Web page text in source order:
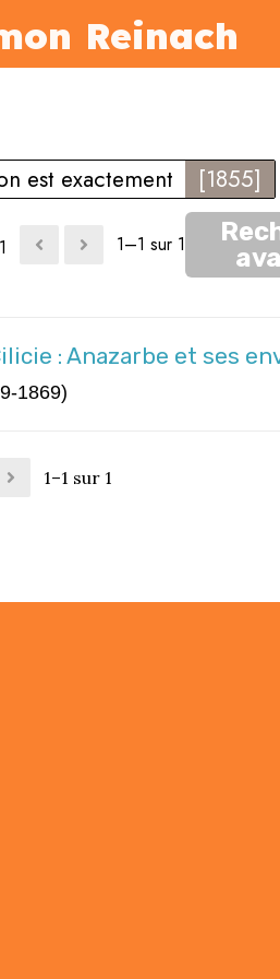
Reinach
est exactement [1855]
1–1 sur 1
: Anazarbe et ses
1–1 sur 1